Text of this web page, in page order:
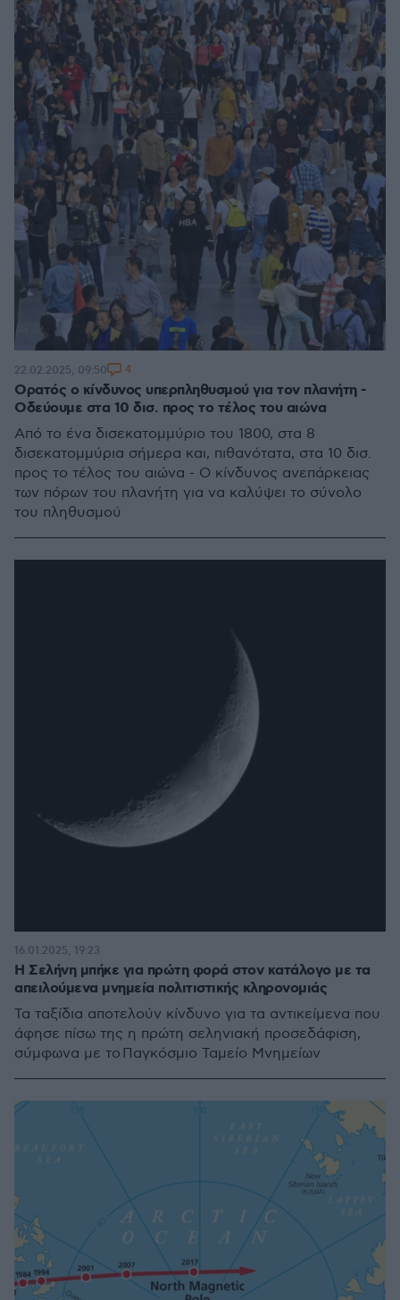
Ορατός ο κίνδυνος υπερπληθυσμού για τον πλανήτη -
Οδεύουμε στα 10 δισ. προς το τέλος του αιώνα
Από το ένα δισεκατομμύριο του 1800, στα 8
δισεκατομμύρια σήμερα και, πιθανότατα, στα 10 δισ.
προς το τέλος του αιώνα - Ο κίνδυνος ανεπάρκειας
των πόρων του πλανήτη για να καλύψει το σύνολο
του πληθυσμού
22.02.2025, 09:50 4
Η Σελήνη μπήκε για πρώτη φορά στον κατάλογο με τα
απειλούμενα μνημεία πολιτιστικής κληρονομιάς
Τα ταξίδια αποτελούν κίνδυνο για τα αντικείμενα που
άφησε πίσω της η πρώτη σεληνιακή προσεδάφιση,
σύμφωνα με το Παγκόσμιο Ταμείο Μνημείων
16.01.2025, 19:23